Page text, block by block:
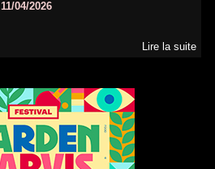
11/04/2026
Lire la suite